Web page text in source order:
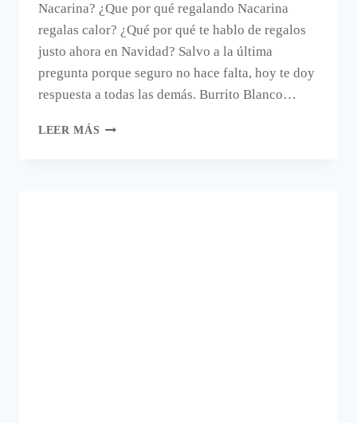
Nacarina? ¿Que por qué regalando Nacarina
regalas calor? ¿Qué por qué te hablo de regalos
justo ahora en Navidad? Salvo a la última
pregunta porque seguro no hace falta, hoy te doy
respuesta a todas las demás. Burrito Blanco…
LEER MÁS ESTE